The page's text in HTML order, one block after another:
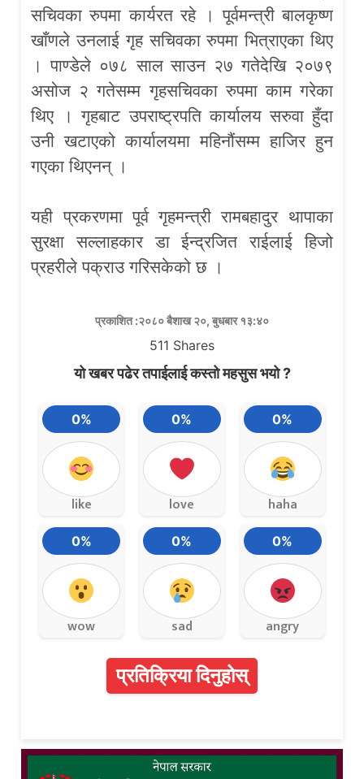
सचिवका रुपमा कार्यरत रहे । पूर्वमन्त्री बालकृष्ण
खाँणले उनलाई गृह सचिवका रुपमा भित्राएका थिए
। पाण्डेले ०७८ साल साउन २७ गतेदेखि २०७९
असोज २ गतेसम्म गृहसचिवका रुपमा काम गरेका
थिए । गृहबाट उपराष्ट्रपति कार्यालय सरुवा हुँदा
उनी खटाएको कार्यालयमा महिनौंसम्म हाजिर हुन
गएका थिएनन् ।
यही प्रकरणमा पूर्व गृहमन्त्री रामबहादुर थापाका
सुरक्षा सल्लाहकार डा ईन्द्रजित राईलाई हिजो
प्रहरीले पक्राउ गरिसकेको छ ।
प्रकाशित :२०८० बैशाख २०, बुधबार १३:४०
511 Shares
यो खबर पढेर तपाईलाई कस्तो महसुस भयो ?
0%
like
0%
love
0%
haha
0%
wow
0%
sad
0%
angry
प्रतिक्रिया दिनुहोस्